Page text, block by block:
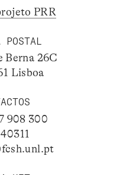
PRR
POSTAL
Berna 26C
Lisboa
908 300